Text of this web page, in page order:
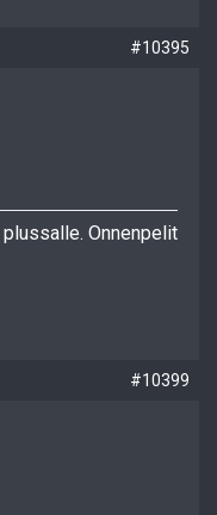
#10395
Onnenpelit
#10399